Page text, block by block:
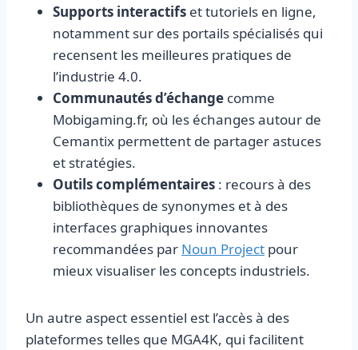
Supports interactifs et tutoriels en ligne,
notamment sur des portails spécialisés qui
recensent les meilleures pratiques de
l’industrie 4.0.
Communautés d’échange comme
Mobigaming.fr, où les échanges autour de
Cemantix permettent de partager astuces
et stratégies.
Outils complémentaires : recours à des
bibliothèques de synonymes et à des
interfaces graphiques innovantes
recommandées par Noun Project pour
mieux visualiser les concepts industriels.
Un autre aspect essentiel est l’accès à des
plateformes telles que MGA4K, qui facilitent